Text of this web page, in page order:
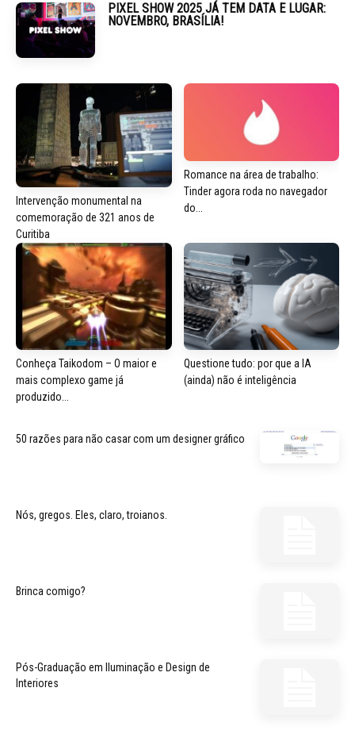
PIXEL SHOW 2025 JÁ TEM DATA E LUGAR:
NOVEMBRO, BRASÍLIA!
Intervenção monumental na
comemoração de 321 anos de
Curitiba
Romance na área de trabalho:
Tinder agora roda no navegador
do...
Conheça Taikodom – O maior e
mais complexo game já
produzido...
Questione tudo: por que a IA
(ainda) não é inteligência
50 razões para não casar com um designer gráfico
Nós, gregos. Eles, claro, troianos.
Brinca comigo?
Pós-Graduação em Iluminação e Design de
Interiores